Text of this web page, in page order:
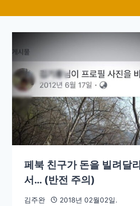
페북 친구가 돈을 빌려달
서… (반전 주의)
김주완 2018년 02월02일.